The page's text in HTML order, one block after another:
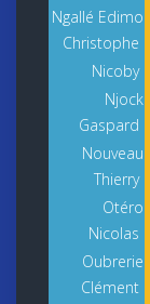
Ngallé Edimo
Christophe
Nicoby
Njock
Gaspard
Nouveau
Thierry
Otéro
Nicolas
Oubrerie
Clément